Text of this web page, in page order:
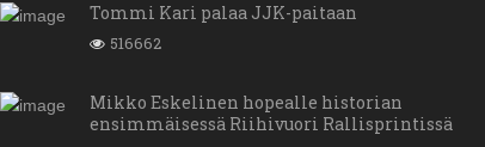
Tommi Kari palaa JJK-paitaan
516662
Mikko Eskelinen hopealle historian
ensimmäisessä Riihivuori Rallisprintissä